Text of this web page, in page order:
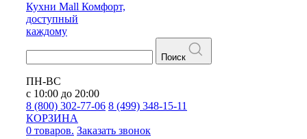
Кухни Mall Комфорт,
доступный
каждому
Поиск
ПН-ВС
с 10:00 до 20:00
8 (800) 302-77-06 8 (499) 348-15-11
КОРЗИНА
0 товаров. Заказать звонок